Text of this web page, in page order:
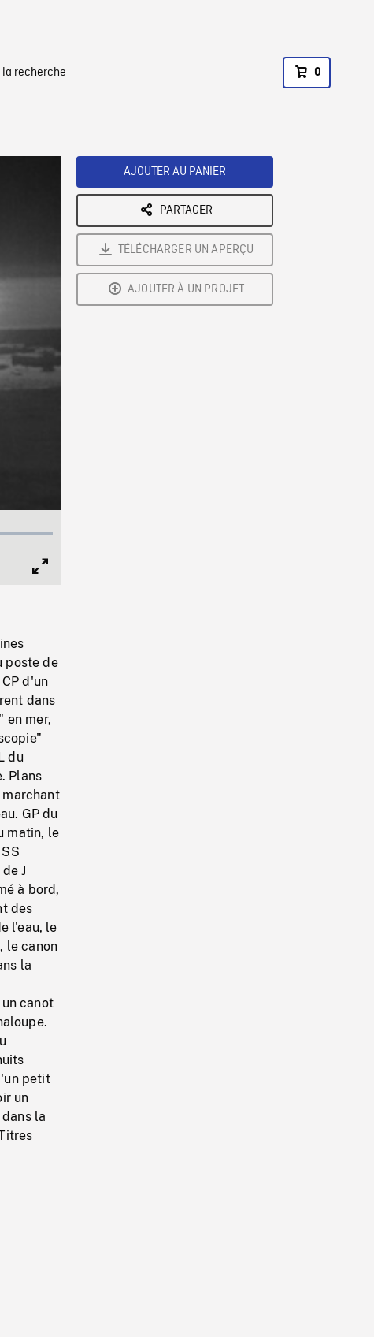
la recherche 0
poste de
d'un
dans
en mer,
du
Plans
GP du
matin, le
J
à bord,
des
l'eau, le
le canon
la
canot
petit
un
la
AJOUTER AU PANIER
PARTAGER
TÉLÉCHARGER UN APERÇU
AJOUTER À UN PROJET